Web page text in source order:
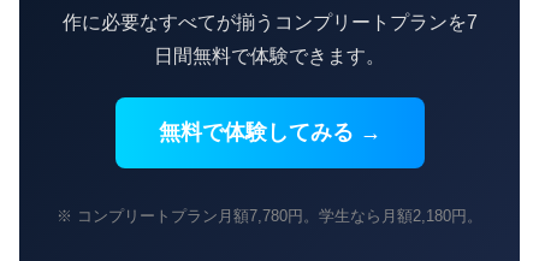
作に必要なすべてが揃うコンプリートプランを7
日間無料で体験できます。
無料で体験してみる →
※ コンプリートプラン月額7,780円。学生なら月額2,180円。